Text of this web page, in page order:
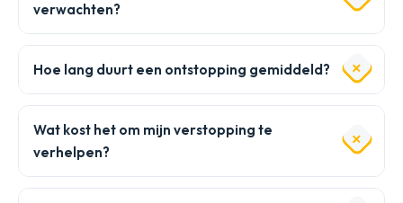
verwachten?
Hoe lang duurt een ontstopping gemiddeld?
Wat kost het om mijn verstopping te
verhelpen?